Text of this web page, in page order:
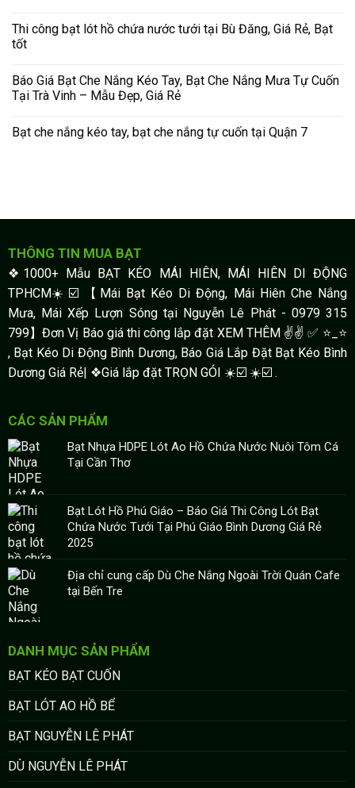
Thi công bạt lót hồ chứa nước tưới tại Bù Đăng, Giá Rẻ, Bạt
tốt
Báo Giá Bạt Che Nắng Kéo Tay, Bạt Che Nắng Mưa Tự Cuốn
Tại Trà Vinh – Mẫu Đẹp, Giá Rẻ
Bạt che nắng kéo tay, bạt che nắng tự cuốn tại Quận 7
THÔNG TIN MUA BẠT
❖1000+ Mẫu BẠT KÉO MÁI HIÊN, MÁI HIÊN DI ĐỘNG
TPHCM☀️☑️ 【Mái Bạt Kéo Di Động, Mái Hiên Che Nắng
Mưa, Mái Xếp Lượn Sóng tại Nguyễn Lê Phát - 0979 315
799】Đơn Vị Báo giá thi công lắp đặt XEM THÊM ✌✌ ✅ ⭐️_⭐
, Bạt Kéo Di Động Bình Dương, Báo Giá Lắp Đặt Bạt Kéo Bình
Dương Giá Rẻ| ❖Giá lắp đặt TRỌN GÓI ☀️☑️ ☀️☑️ .
CÁC SẢN PHẨM
Bạt Nhựa HDPE Lót Ao Hồ Chứa Nước Nuôi Tôm Cá
Tại Cần Thơ
Bạt Lót Hồ Phú Giáo – Báo Giá Thi Công Lót Bạt
Chứa Nước Tưới Tại Phú Giáo Bình Dương Giá Rẻ
2025
Địa chỉ cung cấp Dù Che Nắng Ngoài Trời Quán Cafe
tại Bến Tre
DANH MỤC SẢN PHẨM
BẠT KÉO BẠT CUỐN
BẠT LÓT AO HỒ BỂ
BẠT NGUYỄN LÊ PHÁT
DÙ NGUYỄN LÊ PHÁT